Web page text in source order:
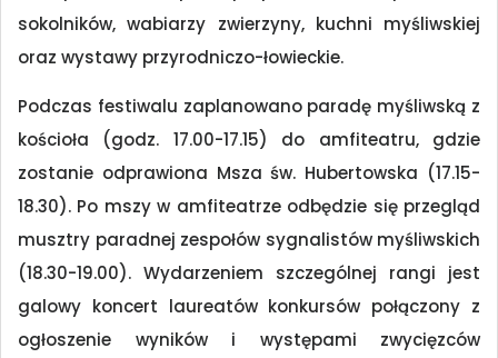
sokolników, wabiarzy zwierzyny, kuchni myśliwskiej
oraz wystawy przyrodniczo-łowieckie.
Podczas festiwalu zaplanowano paradę myśliwską z
kościoła (godz. 17.00-17.15) do amfiteatru, gdzie
zostanie odprawiona Msza św. Hubertowska (17.15-
18.30). Po mszy w amfiteatrze odbędzie się przegląd
musztry paradnej zespołów sygnalistów myśliwskich
(18.30-19.00). Wydarzeniem szczególnej rangi jest
galowy koncert laureatów konkursów połączony z
ogłoszenie wyników i występami zwycięzców